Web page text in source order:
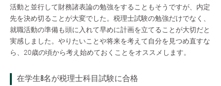
活動と並行して財務諸表論の勉強をすることもそうですが、内定
先を決め切ることが大変でした。税理士試験の勉強だけでなく、
就職活動の準備も頭に入れて早めに計画を立てることが大切だと
実感しました。やりたいことや将来を考えて自分を見つめ直すな
ら、20歳の頃から考え始めておくことをオススメします。
在学生8名が税理士科目試験に合格